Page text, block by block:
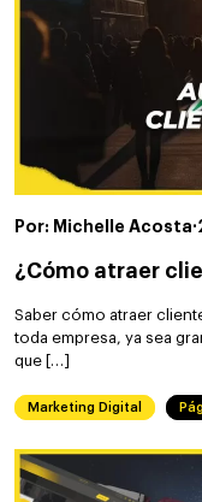
Por: Michelle Acosta·
¿Cómo atraer
Saber cómo atraer
toda empresa, ya sea
que […]
Marketing Digital